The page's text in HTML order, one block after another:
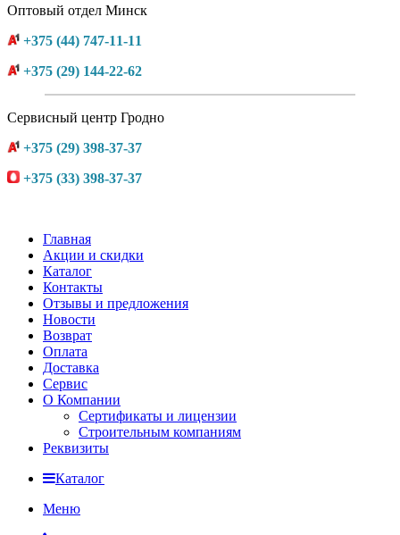
Оптовый отдел Минск
+375 (44) 747-11-11
+375 (29) 144-22-62
Сервисный центр Гродно
+375 (29) 398-37-37
+375 (33) 398-37-37
Главная
Акции и скидки
Каталог
Контакты
Отзывы и предложения
Новости
Возврат
Оплата
Доставка
Сервис
О Компании
Сертификаты и лицензии
Строительным компаниям
Реквизиты
Каталог
Меню